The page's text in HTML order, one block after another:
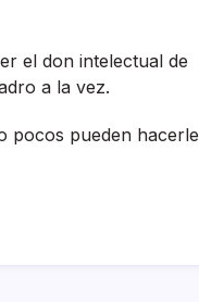
el don intelectual de
a la vez.
pocos pueden hacerle